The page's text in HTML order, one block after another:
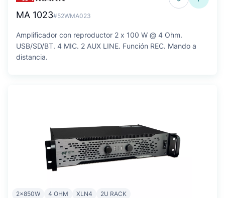
MA 1023#52WMA023
Amplificador con reproductor 2 x 100 W @ 4 Ohm.
USB/SD/BT. 4 MIC. 2 AUX LINE. Función REC. Mando a
distancia.
2x850W 4 OHM XLN4 2U RACK